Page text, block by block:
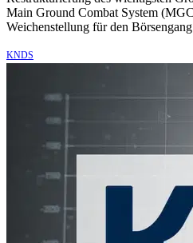
Main Ground Combat System
Weichenstellung für den
KNDS